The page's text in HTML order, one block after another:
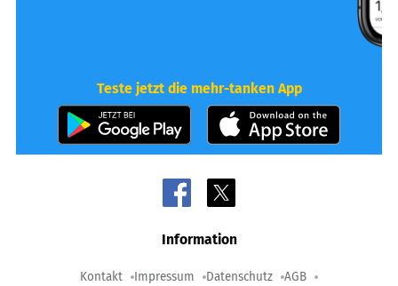
Teste jetzt die mehr-tanken App
Information
Kontakt Impressum Datenschutz AGB